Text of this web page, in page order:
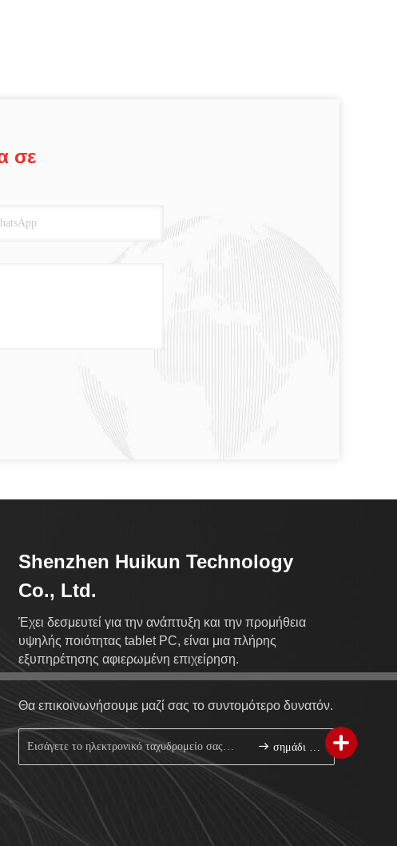
σε
Shenzhen Huikun Technology
Co., Ltd.
Έχει δεσμευτεί για την ανάπτυξη και την προμήθεια
υψηλής ποιότητας tablet PC, είναι μια πλήρης
εξυπηρέτησης αφιερωμένη επιχείρηση.
Θα επικοινωνήσουμε μαζί σας το συντομότερο δυνατόν.
σημάδι επάνω